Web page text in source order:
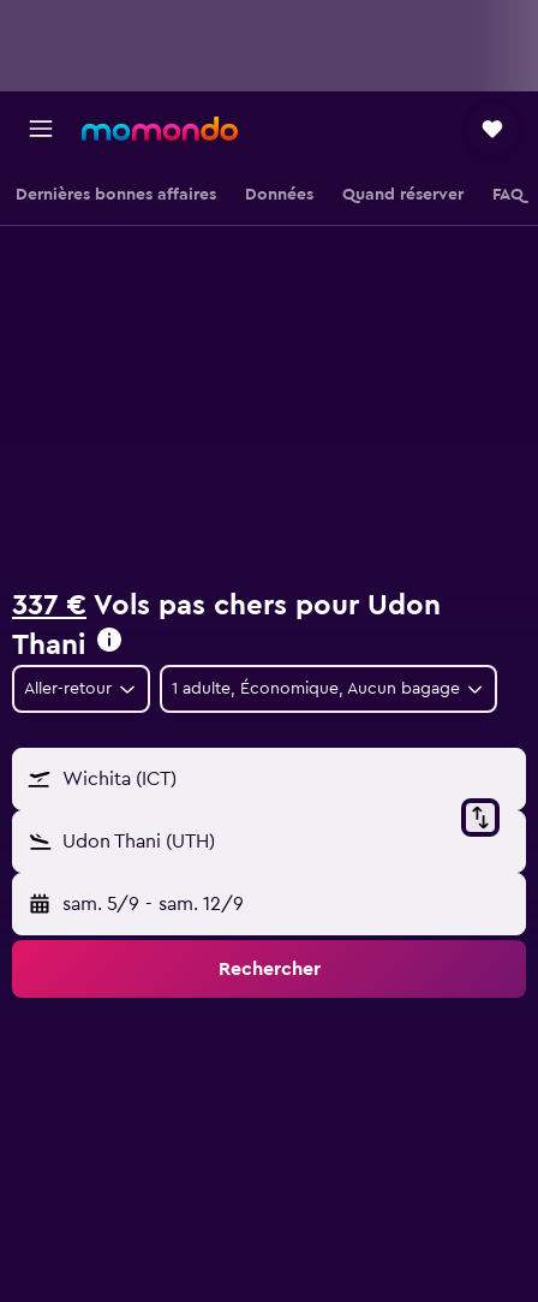
Dernières bonnes affaires Données Quand réserver FAQ
337 € Vols pas chers pour Udon
Thani
Aller-retour 1 adulte, Économique, Aucun bagage
Wichita (ICT)
Udon Thani (UTH)
sam. 5/9 - sam. 12/9
Rechercher